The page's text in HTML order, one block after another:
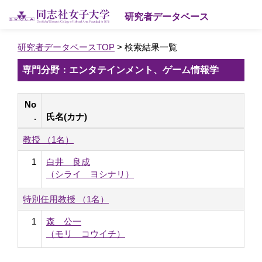
研究者データベース
研究者データベースTOP > 検索結果一覧
専門分野：エンタテインメント、ゲーム情報学
No
.
氏名(カナ)
教授 （1名）
1
白井 良成
（シライ ヨシナリ）
特別任用教授 （1名）
1
森 公一
（モリ コウイチ）